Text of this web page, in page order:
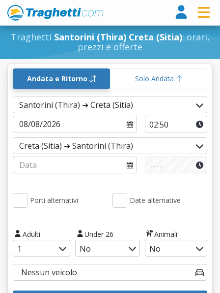
Traghetti Santorini (Thira) Creta (Sitia): orari,
prezzi e offerte
Andata e Ritorno Solo Andata
Porti alternativi Date alternative
Adulti Under 26 Animali